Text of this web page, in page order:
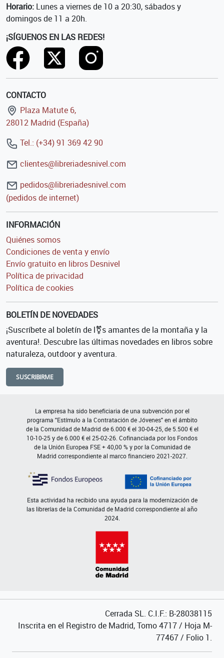
Horario: Lunes a viernes de 10 a 20:30, sábados y
domingos de 11 a 20h.
¡SÍGUENOS EN LAS REDES!
CONTACTO
Plaza Matute 6,
28012 Madrid (España)
Tel.: (+34) 91 369 42 90
clientes@libreriadesnivel.com
pedidos@libreriadesnivel.com
(pedidos de internet)
INFORMACIÓN
Quiénes somos
Condiciones de venta y envío
Envío gratuito en libros Desnivel
Política de privacidad
Política de cookies
BOLETÍN DE NOVEDADES
¡Suscríbete al boletín de l⚧s amantes de la montaña y la
aventura!. Descubre las últimas novedades en libros sobre
naturaleza, outdoor y aventura.
SUSCRIBIRME
La empresa ha sido beneficiaria de una subvención por el
programa "Estímulo a la Contratación de Jóvenes" en el ámbito
de la Comunidad de Madrid de 6.000 € el 30-04-25, de 5.500 € el
10-10-25 y de 6.000 € el 25-02-26. Cofinanciada por los Fondos
de la Unión Europea FSE + 40,00 % y por la Comunidad de
Madrid correspondiente al marco financiero 2021-2027.
Esta actividad ha recibido una ayuda para la modernización de
las librerías de la Comunidad de Madrid correspondiente al año
2024.
Cerrada SL. C.I.F.: B-28038115
Inscrita en el Registro de Madrid, Tomo 4717 / Hoja M-
77467 / Folio 1.